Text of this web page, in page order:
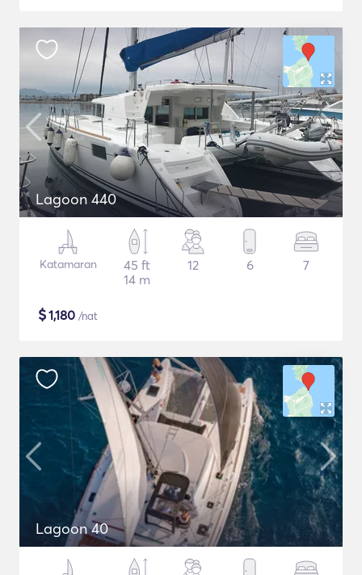
Lagoon 440
Katamaran
45 ft
14 m
12 6 7
$1,180 /nat
Lagoon 40